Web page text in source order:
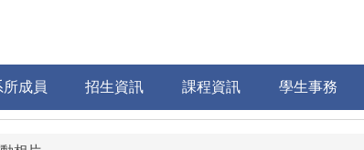
所成員 招生資訊 課程資訊 學生事務